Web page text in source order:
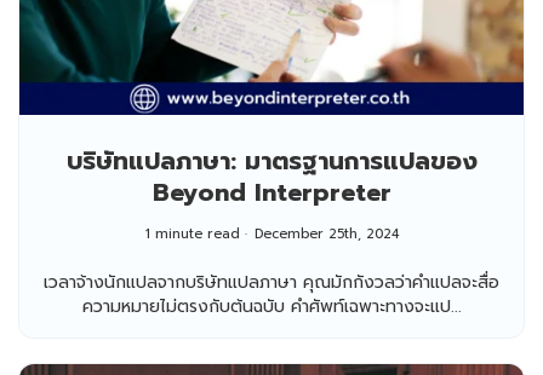
บริษัทแปลภาษา: มาตรฐานการแปลของ
Beyond Interpreter
1 minute read December 25th, 2024
เวลาจ้างนักแปลจากบริษัทแปลภาษา คุณมักกังวลว่าคำแปลจะสื่อ
ความหมายไม่ตรงกับต้นฉบับ คำศัพท์เฉพาะทางจะแป...